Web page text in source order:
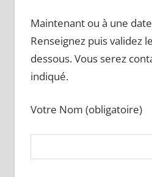
Maintenant ou à une
Renseignez puis validez
dessous. Vous serez
indiqué.
Votre Nom (obligatoire)